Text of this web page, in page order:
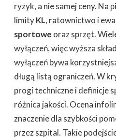
ryzyk, a nie samej ceny. Na
limityKL, ratownictwo i
sportowe oraz sprzęt.
wyłączeń, więc wyższa
wyłączeń bywa
długą listą ograniczeń. W
progi techniczne i definicje
różnica jakości. Ocena
znaczenie dla szybkości
przez szpital. Takie